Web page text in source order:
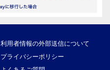
利用者情報の外部送信について
プライバシーポリシー